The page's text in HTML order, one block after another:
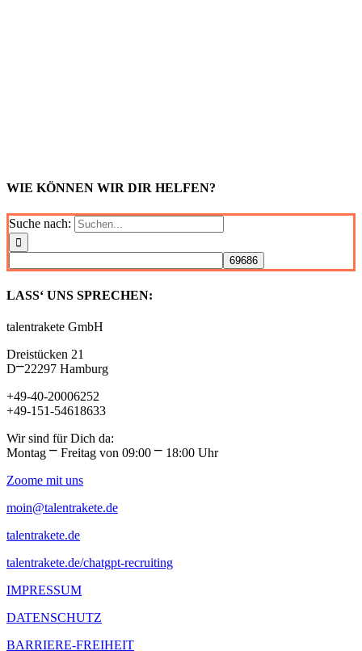
WIE KÖNNEN WIR DIR HELFEN?
Suche nach:
LASS‘ UNS SPRECHEN:
talentrakete GmbH
Dreistücken 21
D⎻22297 Hamburg
+49-40-20006252
+49-151-54618633
Wir sind für Dich da:
Montag ⎻ Freitag von 09:00 ⎻ 18:00 Uhr
Zoome mit uns
moin@talentrakete.de
talentrakete.de
talentrakete.de/chatgpt-recruiting
IMPRESSUM
DATENSCHUTZ
BARRIERE-FREIHEIT